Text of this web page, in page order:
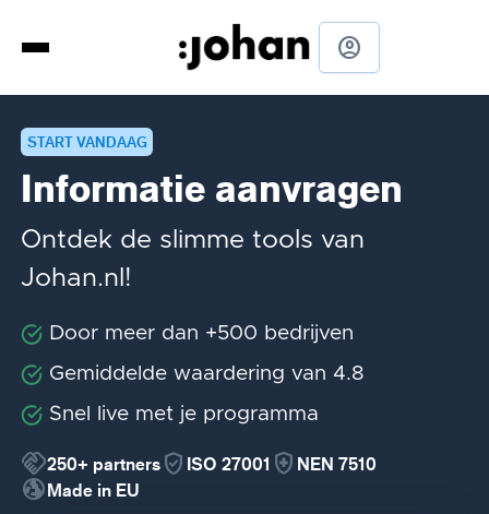
account_circle
START VANDAAG
Informatie aanvragen
Ontdek de slimme tools van
Johan.nl!
Door meer dan +500 bedrijven
Gemiddelde waardering van 4.8
Snel live met je programma
handshake250+ partners verified_user ISO 27001 health_and_safety NEN 7510
globe_ukMade in EU